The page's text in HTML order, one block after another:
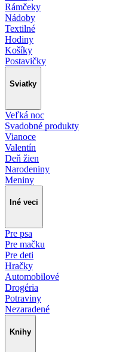
Rámčeky
Nádoby
Textilné
Hodiny
Košíky
Postavičky
Sviatky
Veľká noc
Svadobné produkty
Vianoce
Valentín
Deň žien
Narodeniny
Meniny
Iné veci
Pre psa
Pre mačku
Pre deti
Hračky
Automobilové
Drogéria
Potraviny
Nezaradené
Knihy